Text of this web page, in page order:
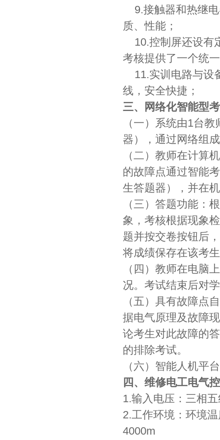
9.接触器和热继电
质、性能；
10.控制屏还设有
考核提供了一个统
11.实训电路与设
线，安全快捷；
三、网络化智能型
（一）系统由1台
器），通过网络组
（二）教师在计算
的故障点通过智能
生答题器），并在
（三）答题功能：
象，考核根据现象
题并按交卷按钮后
将成绩保存在该考
（四）教师在电脑
况。考试结束后对
（五）具有故障点
据电气原理及故障
论考生对此故障的
的排除考试。
（六）智能人机平
四、维修电工电气
1.输入电压：三相
2.工作环境：环境
4000m